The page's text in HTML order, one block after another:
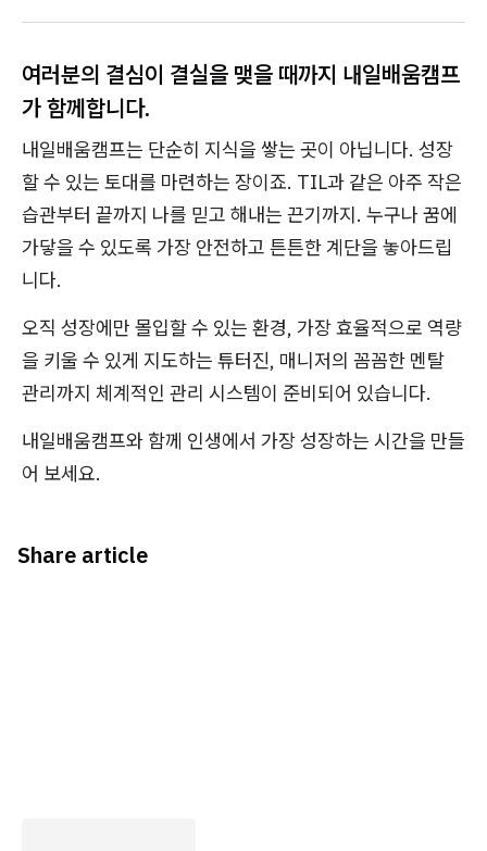
여러분의 결심이 결실을 맺을 때까지 내일배움캠프
가 함께합니다.
내일배움캠프는 단순히 지식을 쌓는 곳이 아닙니다. 성장
할 수 있는 토대를 마련하는 장이죠. TIL과 같은 아주 작은
습관부터 끝까지 나를 믿고 해내는 끈기까지. 누구나 꿈에
가닿을 수 있도록 가장 안전하고 튼튼한 계단을 놓아드립
니다.
오직 성장에만 몰입할 수 있는 환경, 가장 효율적으로 역량
을 키울 수 있게 지도하는 튜터진, 매니저의 꼼꼼한 멘탈
관리까지 체계적인 관리 시스템이 준비되어 있습니다.
내일배움캠프와 함께 인생에서 가장 성장하는 시간을 만들
어 보세요.
Share article